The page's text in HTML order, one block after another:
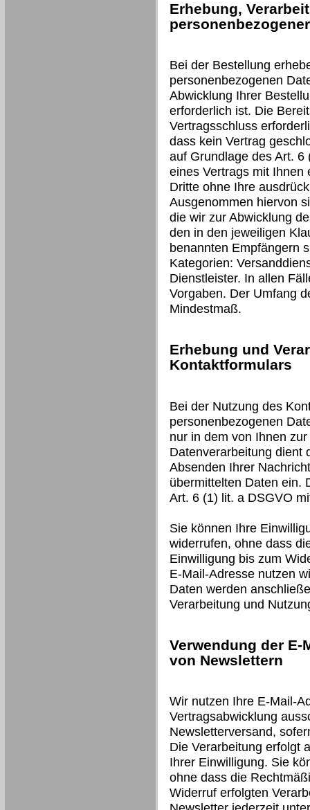
Erhebung,
Bei der Bestellung
personenbezogenen
Abwicklung Ihrer
erforderlich ist. Die
Vertragsschluss
dass kein Vertrag
auf Grundlage des Art.
eines Vertrags mit Ihnen
Dritte ohne Ihre
Ausgenommen hiervon
die wir zur Abwicklung
den in den jeweiligen
benannten Empfängern
Kategorien:
Dienstleister. In allen
Vorgaben. Der Umfang
Mindestmaß.
Erhebung und
Kontaktformulars
Bei der Nutzung des
personenbezogenen
nur in dem von Ihnen
Datenverarbeitung dient
Absenden Ihrer
übermittelten Daten ein.
Art. 6 (1) lit. a DSGVO
Sie können Ihre
widerrufen, ohne dass
Einwilligung bis zum
E-Mail-Adresse nutzen
Daten werden
Verarbeitung und
Verwendung der
von Newslettern
Wir nutzen Ihre E-Mail-
Vertragsabwicklung
Newsletterversand,
Die Verarbeitung erfolgt
Ihrer Einwilligung. Sie
ohne dass die
Widerruf erfolgten